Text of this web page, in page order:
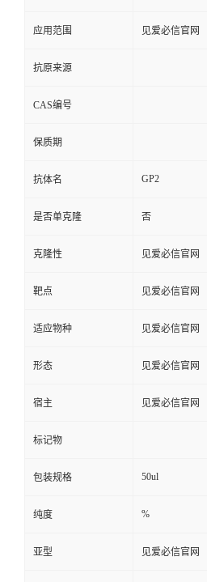
应用范围 见爱必信官网
抗原来源
CAS编号
保质期
抗体名 GP2
是否单克隆 否
克隆性 见爱必信官网
靶点 见爱必信官网
适应物种 见爱必信官网
形态 见爱必信官网
宿主 见爱必信官网
标记物
包装规格 50ul
纯度 %
亚型 见爱必信官网